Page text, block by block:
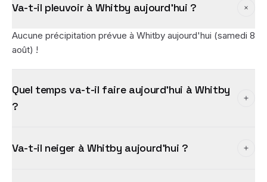
Va-t-il pleuvoir à Whitby aujourd'hui ?
Aucune précipitation prévue à Whitby aujourd'hui (samedi 8
août) !
Quel temps va-t-il faire aujourd'hui à Whitby
?
Va-t-il neiger à Whitby aujourd'hui ?